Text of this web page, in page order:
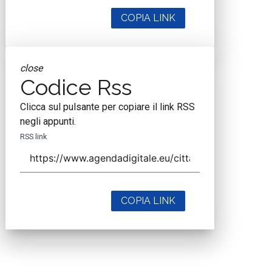
COPIA LINK
close
Codice Rss
Clicca sul pulsante per copiare il link RSS
negli appunti.
RSS link
COPIA LINK